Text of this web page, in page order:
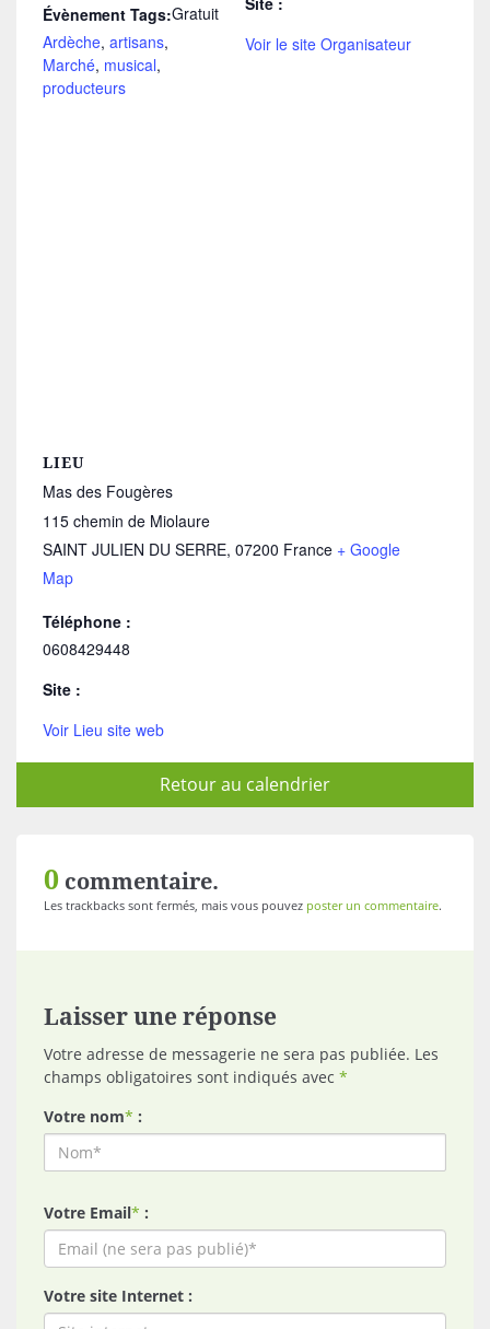
Gratuit
Évènement Tags:
Ardèche, artisans,
Marché, musical,
producteurs
Voir le site Organisateur
LIEU
Mas des Fougères
115 chemin de Miolaure
SAINT JULIEN DU SERRE, 07200 France + Google
Map
Téléphone :
0608429448
Site :
Voir Lieu site web
Retour au calendrier
0 commentaire.
Les trackbacks sont fermés, mais vous pouvez poster un commentaire.
Laisser une réponse
Votre adresse de messagerie ne sera pas publiée. Les
champs obligatoires sont indiqués avec *
Votre nom* :
Votre Email* :
Votre site Internet :